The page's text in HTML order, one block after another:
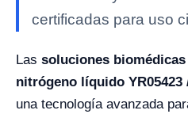
certificadas para uso
Las soluciones
nitrógeno líquido YR05423
una tecnología avanzada